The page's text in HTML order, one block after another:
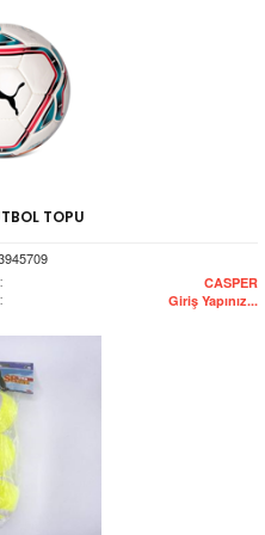
TOPU
: CASPER
: Giriş Yapınız...